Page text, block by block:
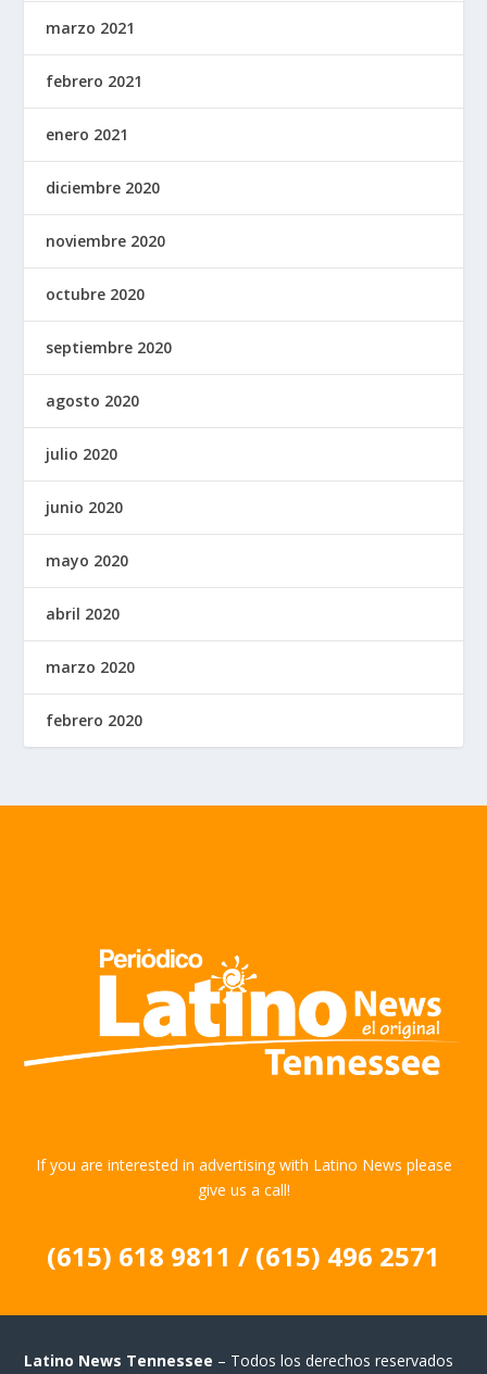
marzo 2021
febrero 2021
enero 2021
diciembre 2020
noviembre 2020
octubre 2020
septiembre 2020
agosto 2020
julio 2020
junio 2020
mayo 2020
abril 2020
marzo 2020
febrero 2020
If you are interested in advertising with Latino News please
give us a call!
(615) 618 9811 / (615) 496 2571
Latino News Tennessee – Todos los derechos reservados